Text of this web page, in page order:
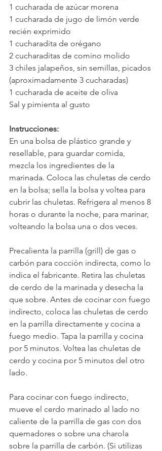
1 cucharada de azúcar morena
1 cucharada de jugo de limón verde
recién exprimido
1 cucharadita de orégano
2 cucharaditas de comino molido
3 chiles jalapeños, sin semillas, picados
(aproximadamente 3 cucharadas)
1 cucharada de aceite de oliva
Sal y pimienta al gusto
Instrucciones:
En una bolsa de plástico grande y
resellable, para guardar comida,
mezcla los ingredientes de la
marinada. Coloca las chuletas de cerdo
en la bolsa; sella la bolsa y voltea para
cubrir las chuletas. Refrigera al menos 8
horas o durante la noche, para marinar,
volteando la bolsa una o dos veces.
Precalienta la parrilla (grill) de gas o
carbón para cocción indirecta, como lo
indica el fabricante. Retira las chuletas
de cerdo de la marinada y desecha la
que sobre. Antes de cocinar con fuego
indirecto, coloca las chuletas de cerdo
en la parrilla directamente y cocina a
fuego medio. Tapa la parrilla y cocina
por 5 minutos. Voltea las chuletas de
cerdo y cocina por 5 minutos del otro
lado.
Para cocinar con fuego indirecto,
mueve el cerdo marinado al lado no
caliente de la parrilla de gas con dos
quemadores o sobre una charola
sobre la parrilla de carbón. (Si utilizas